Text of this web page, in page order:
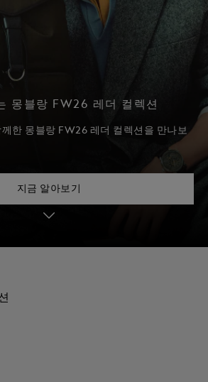
몽블랑 FW26 레더 컬렉션
한 몽블랑 FW26 레더 컬렉션을 만나보
지금 알아보기